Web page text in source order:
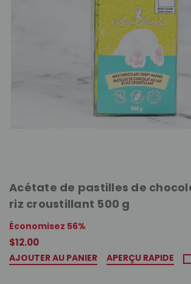
Acétate de pastilles de
riz croustillant 500 g
Économisez 56%
$12.00
AJOUTER AU PANIER APERÇU RAPIDE